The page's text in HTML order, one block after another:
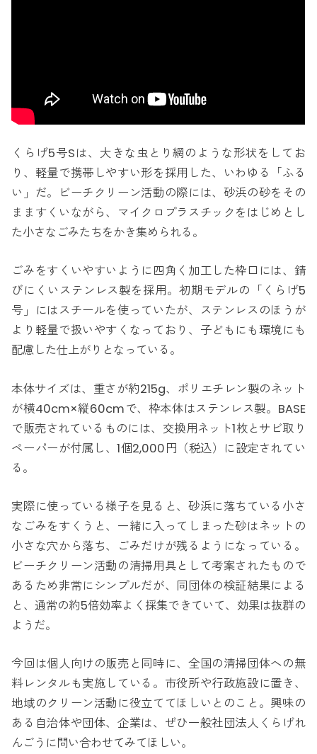
くらげ5号Sは、大きな虫とり網のような形状をしてお
り、軽量で携帯しやすい形を採用した、いわゆる「ふる
い」だ。ビーチクリーン活動の際には、砂浜の砂をその
まますくいながら、マイクロプラスチックをはじめとし
た小さなごみたちをかき集められる。
ごみをすくいやすいように四角く加工した枠口には、錆
びにくいステンレス製を採用。初期モデルの「くらげ5
号」にはスチールを使っていたが、ステンレスのほうが
より軽量で扱いやすくなっており、子どもにも環境にも
配慮した仕上がりとなっている。
本体サイズは、重さが約215g、ポリエチレン製のネット
が横40cm×縦60cmで、枠本体はステンレス製。BASE
で販売されているものには、交換用ネット1枚とサビ取り
ペーパーが付属し、1個2,000円（税込）に設定されてい
る。
実際に使っている様子を見ると、砂浜に落ちている小さ
なごみをすくうと、一緒に入ってしまった砂はネットの
小さな穴から落ち、ごみだけが残るようになっている。
ビーチクリーン活動の清掃用具として考案されたもので
あるため非常にシンプルだが、同団体の検証結果による
と、通常の約5倍効率よく採集できていて、効果は抜群の
ようだ。
今回は個人向けの販売と同時に、全国の清掃団体への無
料レンタルも実施している。市役所や行政施設に置き、
地域のクリーン活動に役立ててほしいとのこと。興味の
ある自治体や団体、企業は、ぜひ一般社団法人くらげれ
んごうに問い合わせてみてほしい。